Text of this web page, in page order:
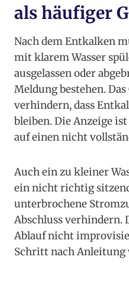
als häufiger
Nach dem Entkalken
mit klarem Wasser
ausgelassen oder
Meldung bestehen.
verhindern, dass
bleiben. Die Anzeige
auf einen nicht
Auch ein zu kleiner
ein nicht richtig
unterbrochene
Abschluss verhindern.
Ablauf nicht
Schritt nach Anleitung